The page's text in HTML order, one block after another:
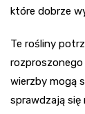
które dobrze
Te rośliny
rozproszonego
wierzby mogą
sprawdzają się